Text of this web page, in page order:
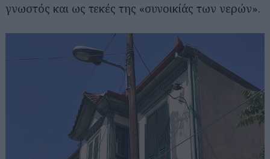
γνωστός και ως τεκές της «συνοικίάς των νερών».